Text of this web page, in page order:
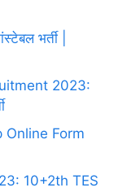
भर्ती |
2023:
Online Form
10+2th TES